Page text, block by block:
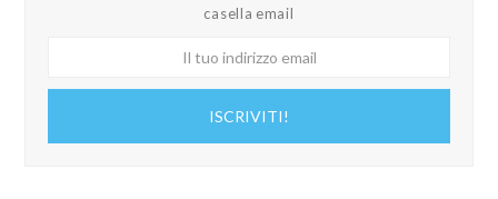
casella email
ISCRIVITI!